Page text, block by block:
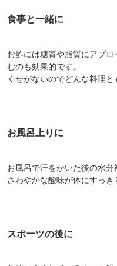
食事と一緒に
お酢には糖質や脂質にアプ
むのも効果的です。
くせがないのでどんな料理と
お風呂上りに
お風呂で汗をかいた後の水分
さわやかな酸味が体にすっき
スポーツの後に